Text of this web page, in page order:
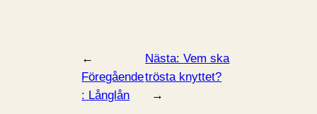
←
Föregående
: Långlån
Nästa:Vem ska
trösta knyttet?
→